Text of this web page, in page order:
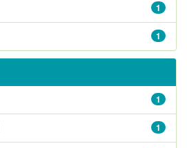
1
1
1
1